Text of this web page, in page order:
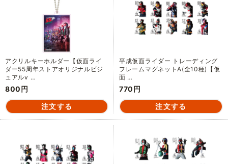
アクリルキーホルダー【仮面ライ
ダー55周年ストアオリジナルビジ
ュアルv …
800円
平成仮面ライダー トレーディング
フレームマグネットA(全10種)【仮
面 …
770円